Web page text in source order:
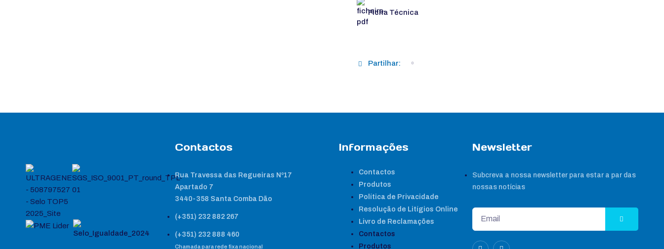
Ficha Técnica
Partilhar:
Contactos
Rua Travessa das Regueiras Nº17
Apartado 7
3440-358 Santa Comba Dão
(+351) 232 882 267
(+351) 232 888 460
Chamada para rede fixa nacional
Informações
Contactos
Produtos
Política de Privacidade
Resolução de Litígios Online
Livro de Reclamações
Contactos
Produtos
Newsletter
Subcreva a nossa newsletter para estar a par das
nossas notícias